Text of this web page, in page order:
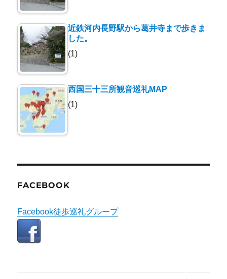
近鉄河内長野駅から葛井寺まで歩きま
した。
(1)
西国三十三所観音巡礼MAP
(1)
FACEBOOK
Facebook徒歩巡礼グループ